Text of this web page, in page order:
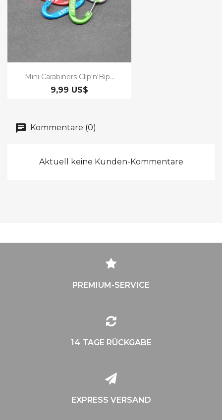
Mini Carabiners Clip'n'Bip...
9,99 US$
Kommentare (0)
Aktuell keine Kunden-Kommentare
PREMIUM-SERVICE
14 TAGE RÜCKGABE
EXPRESS VERSAND